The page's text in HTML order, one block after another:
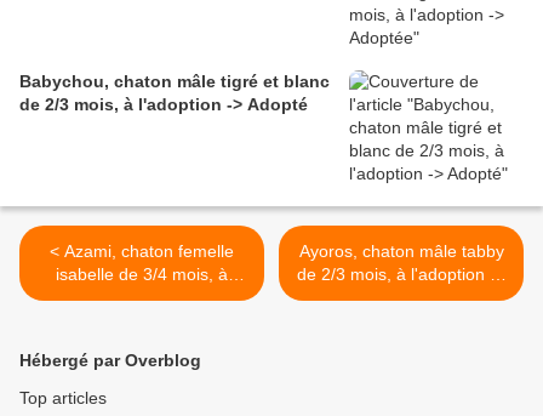
Babychou, chaton mâle tigré et blanc
de 2/3 mois, à l'adoption -> Adopté
< Azami, chaton femelle
isabelle de 3/4 mois, à
l'adoption -> adoptée
Ayoros, chaton mâle tabby
de 2/3 mois, à l'adoption ->
réservé >
Hébergé par Overblog
Top articles